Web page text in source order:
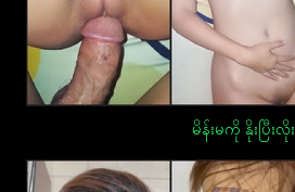
မိန်းမကို နိုးပြီးလိုး